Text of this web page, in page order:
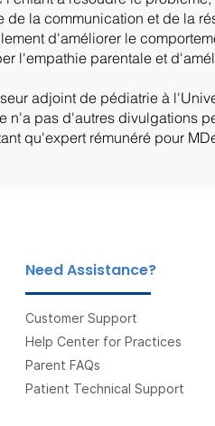
de la communication et de la
d'améliorer le
l'empathie parentale et
adjoint de pédiatrie à
n'a pas d'autres divulgations
qu'expert rémunéré pour
Need Assistance?
Customer Support
Help Center for Practices
Parent FAQs
Patient Technical Support